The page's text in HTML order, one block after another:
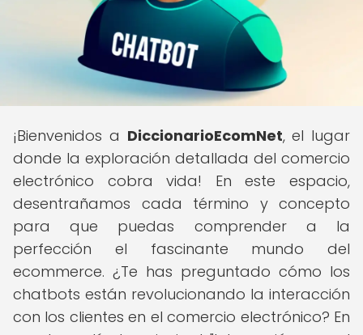
¡Bienvenidos a DiccionarioEcomNet, el lugar
donde la exploración detallada del comercio
electrónico cobra vida! En este espacio,
desentrañamos cada término y concepto
para que puedas comprender a la
perfección el fascinante mundo del
ecommerce. ¿Te has preguntado cómo los
chatbots están revolucionando la interacción
con los clientes en el comercio electrónico? En